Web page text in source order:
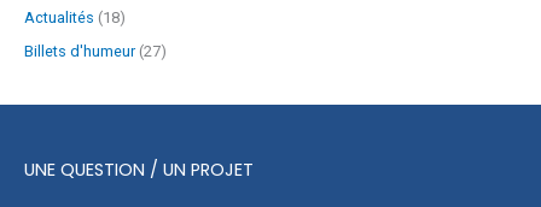
Actualités (18)
Billets d'humeur(27)
UNE QUESTION / UN PROJET